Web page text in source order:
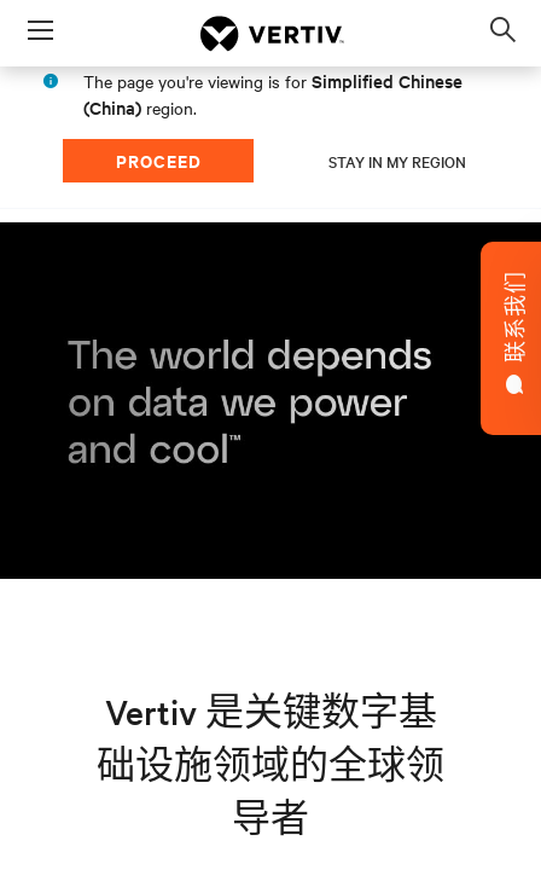
Menu
The page you're viewing is for Simplified Chinese
(China) region.
PROCEED STAY IN MY REGION
联系我们
Vertiv 是关键数字基
础设施领域的全球领
导者